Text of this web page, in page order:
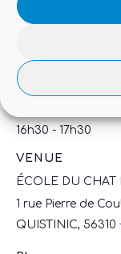
14 septembre
16h30 - 17h30
VENUE
ÉCOLE DU CHAT
1 rue Pierre de
QUISTINIC, 56310